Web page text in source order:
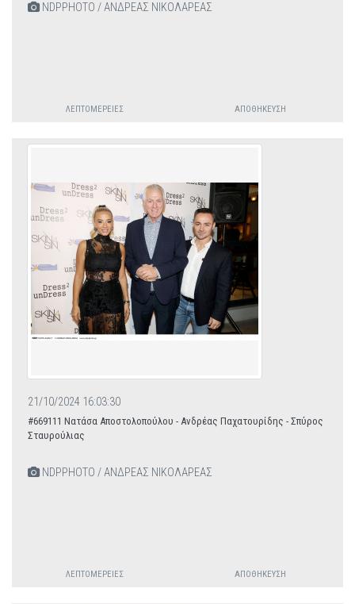
NDPPHOTO / ΑΝΔΡΕΑΣ ΝΙΚΟΛΑΡΕΑΣ
ΛΕΠΤΟΜΈΡΕΙΕΣ ΑΠΟΘΉΚΕΥΣΗ
21/10/2024 16:03:30
#669111 Νατάσα Αποστολοπούλου - Ανδρέας Παχατουρίδης - Σπύρος
Σταυρούλιας
NDPPHOTO / ΑΝΔΡΕΑΣ ΝΙΚΟΛΑΡΕΑΣ
ΛΕΠΤΟΜΈΡΕΙΕΣ ΑΠΟΘΉΚΕΥΣΗ